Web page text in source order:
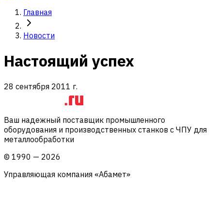
Главная
Новости
Настоящий успех
28 сентября 2011 г.
Ваш надежный поставщик промышленного
оборудования и производственных станков с ЧПУ для
металлообработки
© 1990 — 2026
Управляющая компания «Абамет»